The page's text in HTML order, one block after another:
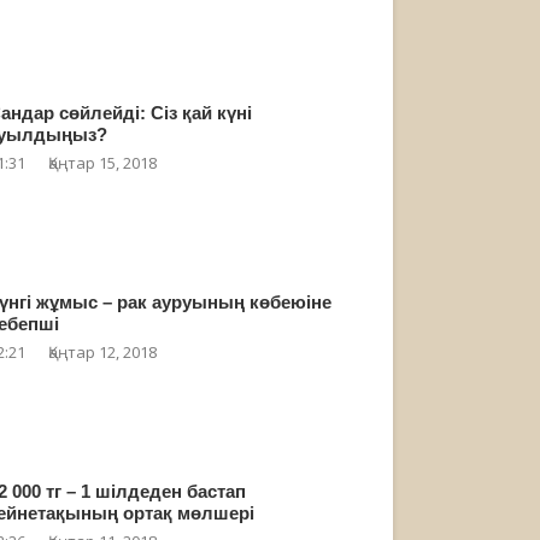
сөйлейді: Сіз қай күні
Қаңтар 15, 2018
жұмыс – рак ауруының көбеюіне
Қаңтар 12, 2018
000 тг – 1 шілдеден бастап
ортақ мөлшері